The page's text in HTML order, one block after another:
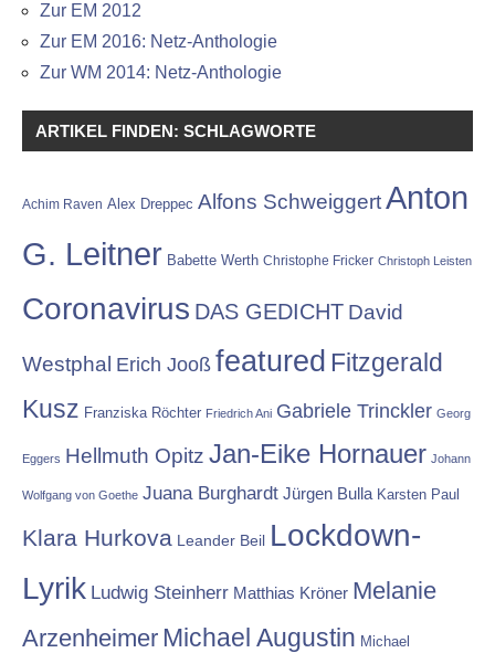
Zur EM 2012
Zur EM 2016: Netz-Anthologie
Zur WM 2014: Netz-Anthologie
ARTIKEL FINDEN: SCHLAGWORTE
Achim Raven Alex Dreppec Alfons SchweiggertAnton
G. Leitner Babette Werth Christophe Fricker Christoph Leisten
Coronavirus DAS GEDICHT David
Westphal Erich Jooß featured Fitzgerald
Kusz Franziska Röchter Friedrich Ani Gabriele Trinckler Georg
Eggers Hellmuth Opitz Jan-Eike Hornauer Johann
Wolfgang von Goethe Juana Burghardt Jürgen Bulla Karsten Paul
Klara Hurkova Leander Beil Lockdown-
Lyrik Ludwig Steinherr Matthias Kröner Melanie
Arzenheimer Michael Augustin Michael